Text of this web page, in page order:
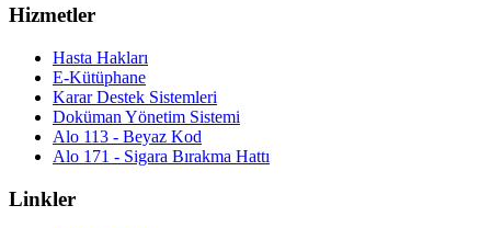
Hizmetler
Hasta Hakları
E-Kütüphane
Karar Destek Sistemleri
Doküman Yönetim Sistemi
Alo 113 - Beyaz Kod
Alo 171 - Sigara Bırakma Hattı
Linkler